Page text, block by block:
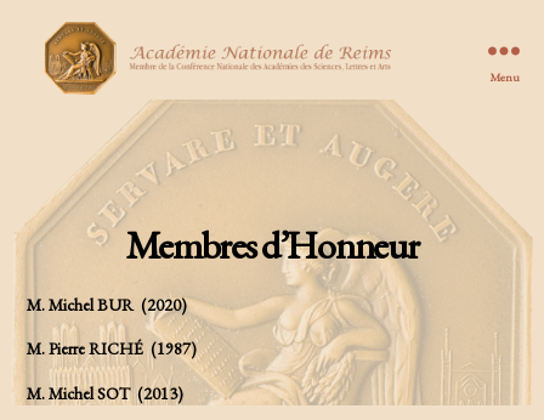
Académie
nationale
de
Menu
Membres d’Honneur
M. Michel BUR (2020)
M. Pierre RICHÉ (1987)
M. Michel SOT (2013)